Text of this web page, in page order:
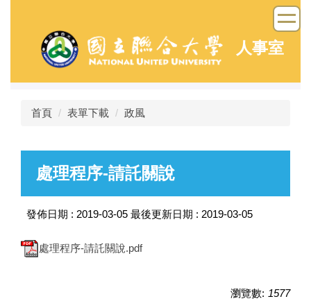
容
人事室
首頁 表單下載 政風
處理程序-請託關說
發佈日期 : 2019-03-05 最後更新日期 : 2019-03-05
處理程序-請託關說.pdf
瀏覽數: 1577